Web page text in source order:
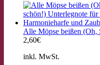
Alle Möpse beißen (Oh,
2,60€
inkl. MwSt.